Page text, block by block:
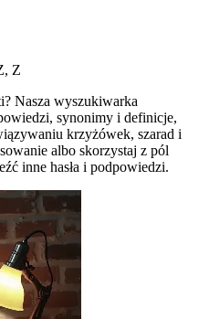
Z
Nasza wyszukiwarka
synonimy i definicje,
krzyżówek, szarad i
albo skorzystaj z pól
inne hasła i podpowiedzi.